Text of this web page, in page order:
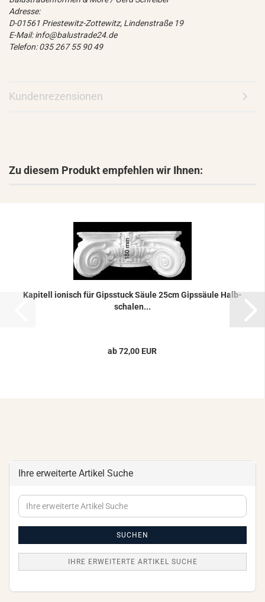
Adresse:
D-01561 Priestewitz-Zottewitz, Lindenstraße 19
E-Mail: info@balustrade24.de
Telefon: 035 267 55 90 49
Kundenrezensionen
Zu diesem Produkt empfehlen wir Ihnen:
Ka­pi­tell io­ni­sch für Gips­stuck Säule 25cm Gips­säu­le Halb­
scha­len...
ab 72,00 EUR
Ihre erweiterte Artikel Suche
Ihre
erweiterte
SUCHEN
IHRE ERWEITERTE ARTIKEL SUCHE